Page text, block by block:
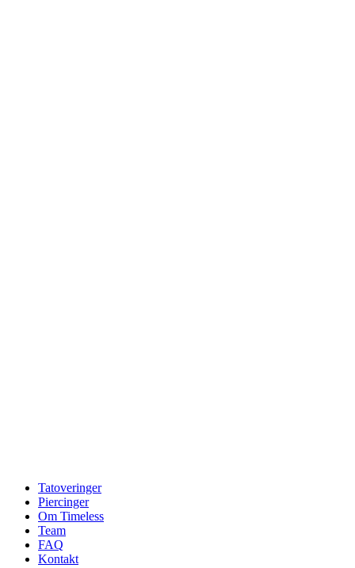
Tatoveringer
Piercinger
Om Timeless
Team
FAQ
Kontakt